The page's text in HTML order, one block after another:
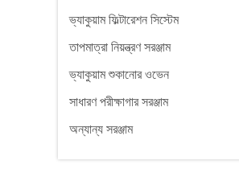
ভ্যাকুয়াম ফিল্টারেশন সিস্টেম
তাপমাত্রা নিয়ন্ত্রণ সরঞ্জাম
ভ্যাকুয়াম শুকানোর ওভেন
সাধারণ পরীক্ষাগার সরঞ্জাম
অন্যান্য সরঞ্জাম